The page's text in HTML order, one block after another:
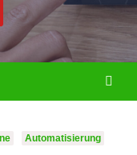
Automatisierung